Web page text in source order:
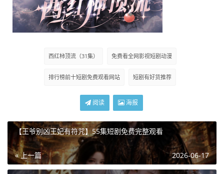
西红柿顶流（31集） 免费看全网影视短剧动漫
排行榜前十短剧免费观看网站 短剧有好货推荐
阅读 海报
【王爷别凶王妃有符咒】55集短剧免费完整观看
« 上一篇 2026-06-17